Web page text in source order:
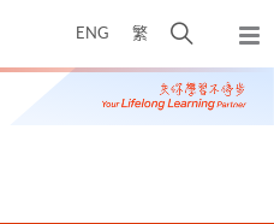
ENG 繁
开
搜
寻
弹
出
主